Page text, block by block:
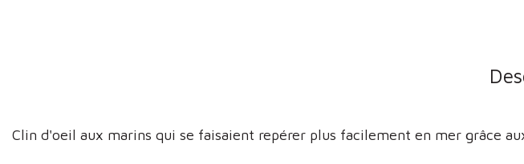
Clin d'oeil aux marins qui se faisaient repérer plus facilement en mer grâce